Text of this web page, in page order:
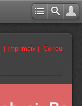
Correu
| Imprimeix |